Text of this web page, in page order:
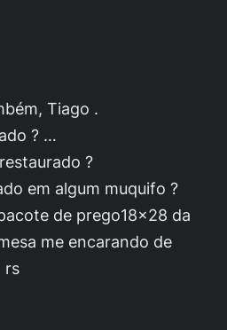
Tiago .
? …
?
em algum muquifo ?
de prego18x28 da
me encarando de
rs